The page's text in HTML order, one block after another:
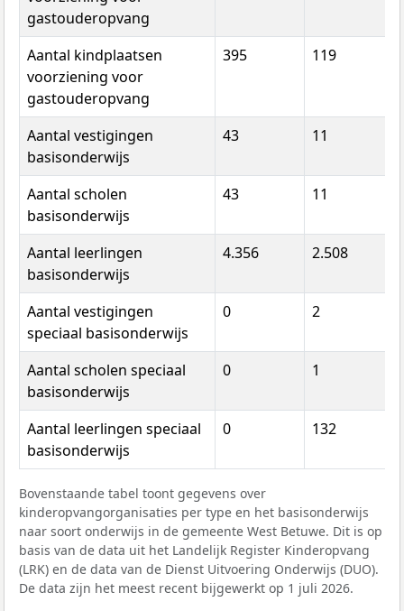
gastouderopvang
Aantal kindplaatsen
voorziening voor
gastouderopvang
395 119
Aantal vestigingen
basisonderwijs
43 11
Aantal scholen
basisonderwijs
43 11
Aantal leerlingen
basisonderwijs
4.356 2.508
Aantal vestigingen
speciaal basisonderwijs
0 2
Aantal scholen speciaal
basisonderwijs
0 1
Aantal leerlingen speciaal
basisonderwijs
0 132
Bovenstaande tabel toont gegevens over
kinderopvangorganisaties per type en het basisonderwijs
naar soort onderwijs in de gemeente West Betuwe. Dit is op
basis van de data uit het Landelijk Register Kinderopvang
(LRK) en de data van de Dienst Uitvoering Onderwijs (DUO).
De data zijn het meest recent bijgewerkt op 1 juli 2026.